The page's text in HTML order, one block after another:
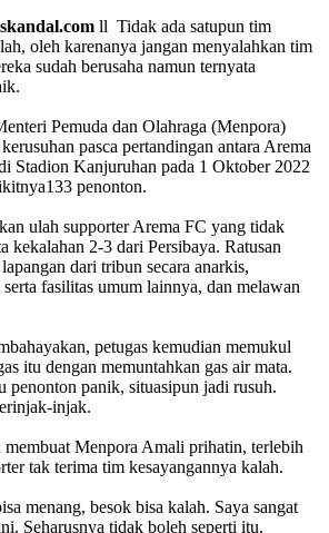
ll Tidak ada satupun tim
oleh karenanya jangan menyalahkan tim
sudah berusaha namun ternyata
Pemuda dan Olahraga (Menpora)
pasca pertandingan antara Arema
Stadion Kanjuruhan pada 1 Oktober 2022
penonton.
ulah supporter Arema FC yang tidak
kekalahan 2-3 dari Persibaya. Ratusan
dari tribun secara anarkis,
fasilitas umum lainnya, dan melawan
petugas kemudian memukul
itu dengan memuntahkan gas air mata.
penonton panik, situasipun jadi rusuh.
injak.
membuat Menpora Amali prihatin, terlebih
tak terima tim kesayangannya kalah.
menang, besok bisa kalah. Saya sangat
Seharusnya tidak boleh seperti itu.